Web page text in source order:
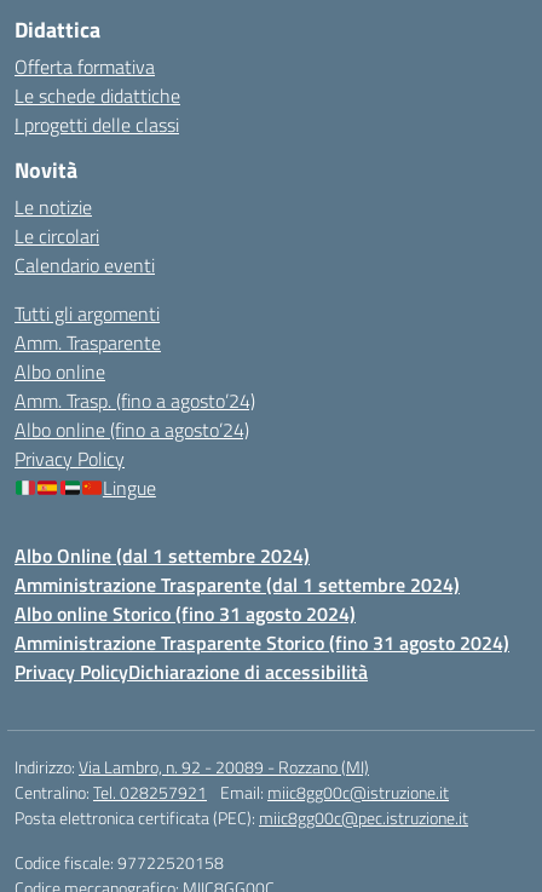
Didattica
Offerta formativa
Le schede didattiche
I progetti delle classi
Novità
Le notizie
Le circolari
Calendario eventi
Tutti gli argomenti
Amm. Trasparente
Albo online
Amm. Trasp. (fino a agosto’24)
Albo online (fino a agosto’24)
Privacy Policy
Lingue
Albo Online (dal 1 settembre 2024)
Amministrazione Trasparente (dal 1 settembre 2024)
Albo online Storico (fino 31 agosto 2024)
Amministrazione Trasparente Storico (fino 31 agosto 2024)
Privacy PolicyDichiarazione di accessibilità
Indirizzo:Via Lambro, n. 92 - 20089 - Rozzano (MI)
Centralino:Tel. 028257921 Email: miic8gg00c@istruzione.it
Posta elettronica certificata (PEC): miic8gg00c@pec.istruzione.it
Codice fiscale: 97722520158